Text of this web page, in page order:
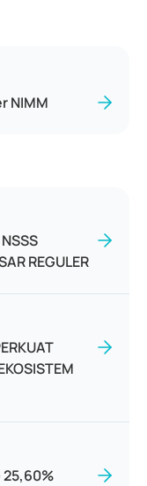
NIMM
REGULER
25,60%